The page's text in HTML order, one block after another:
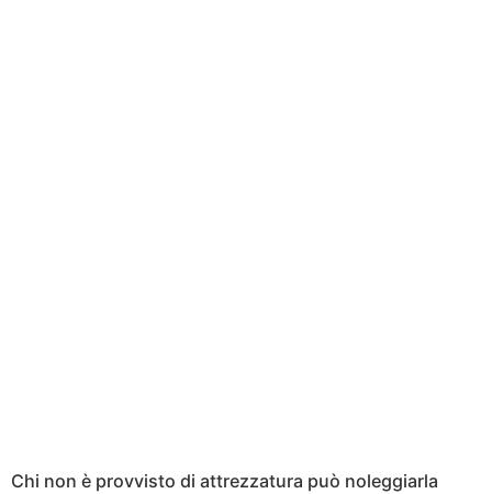
Chi non è provvisto di attrezzatura può noleggiarla